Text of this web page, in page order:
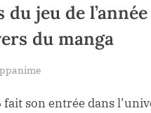
du jeu de
du manga
son entrée dans